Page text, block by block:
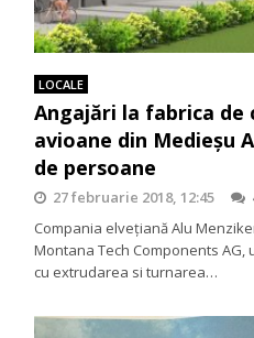
LOCALE
Angajări la fabrica de
avioane din Medieşu
de persoane
27 februarie 2018, 12:45
Compania elveţiană Alu
Montana Tech Components AG,
cu extrudarea si turnarea…